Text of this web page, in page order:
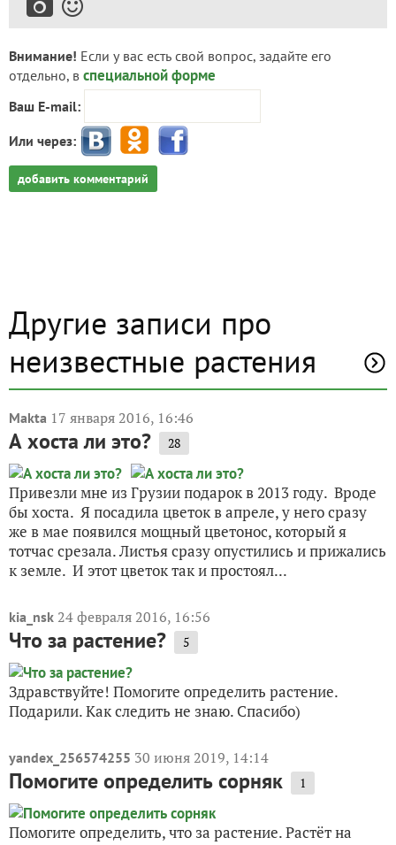
Внимание! Если у вас есть свой вопрос, задайте его
отдельно, в специальной форме
Ваш E-mail:
Или через:
добавить комментарий
Другие записи про
неизвестные растения
Makta 17 января 2016, 16:46
А хоста ли это? 28
Привезли мне из Грузии подарок в 2013 году. Вроде
бы хоста. Я посадила цветок в апреле, у него сразу
же в мае появился мощный цветонос, который я
тотчас срезала. Листья сразу опустились и прижались
к земле. И этот цветок так и простоял...
kia_nsk 24 февраля 2016, 16:56
Что за растение? 5
Здравствуйте! Помогите определить растение.
Подарили. Как следить не знаю. Спасибо)
yandex_256574255 30 июня 2019, 14:14
Помогите определить сорняк 1
Помогите определить, что за растение. Растёт на